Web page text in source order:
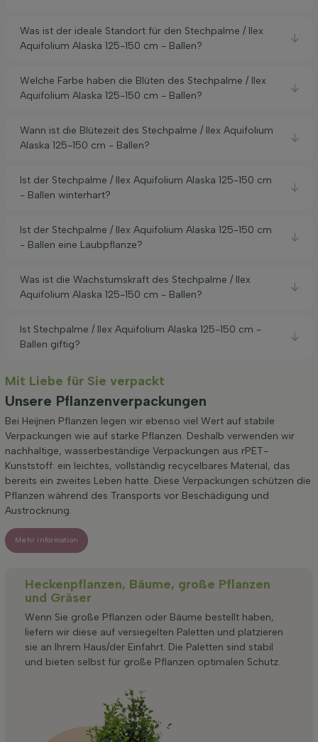
Was ist der ideale Standort für den Stechpalme / Ilex
Aquifolium Alaska 125-150 cm - Ballen?
Welche Farbe haben die Blüten des Stechpalme / Ilex
Aquifolium Alaska 125-150 cm - Ballen?
Wann ist die Blütezeit des Stechpalme / Ilex Aquifolium
Alaska 125-150 cm - Ballen?
Ist der Stechpalme / Ilex Aquifolium Alaska 125-150 cm
- Ballen winterhart?
Ist der Stechpalme / Ilex Aquifolium Alaska 125-150 cm
- Ballen eine Laubpflanze?
Was ist die Wachstumskraft des Stechpalme / Ilex
Aquifolium Alaska 125-150 cm - Ballen?
Ist Stechpalme / Ilex Aquifolium Alaska 125-150 cm -
Ballen giftig?
Mit Liebe für Sie verpackt
Unsere Pflanzenverpackungen
Bei Heijnen Pflanzen legen wir ebenso viel Wert auf stabile
Verpackungen wie auf starke Pflanzen. Deshalb verwenden wir
nachhaltige, wasserbeständige Verpackungen aus rPET-
Kunststoff: ein leichtes, vollständig recycelbares Material, das
bereits ein zweites Leben hatte. Diese Verpackungen schützen die
Pflanzen während des Transports vor Beschädigung und
Austrocknung.
Mehr information
Heckenpflanzen, Bäume, große Pflanzen
und Gräser
Wenn Sie große Pflanzen oder Bäume bestellt haben,
liefern wir diese auf versiegelten Paletten und platzieren
sie an Ihrem Haus/der Einfahrt. Die Paletten sind stabil
und bieten selbst für große Pflanzen optimalen Schutz.